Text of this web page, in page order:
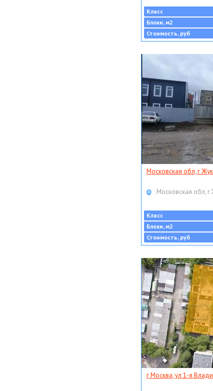
Класс
Блоки, м2
Стоимость, руб
Московская обл, г
Московская обл,
Класс
Блоки, м2
Стоимость, руб
г Москва, ул 1-я